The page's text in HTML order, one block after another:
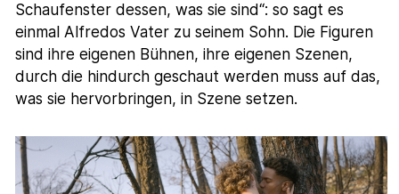
Schaufenster dessen, was sie sind“: so sagt es
einmal Alfredos Vater zu seinem Sohn. Die Figuren
sind ihre eigenen Bühnen, ihre eigenen Szenen,
durch die hindurch geschaut werden muss auf das,
was sie hervorbringen, in Szene setzen.